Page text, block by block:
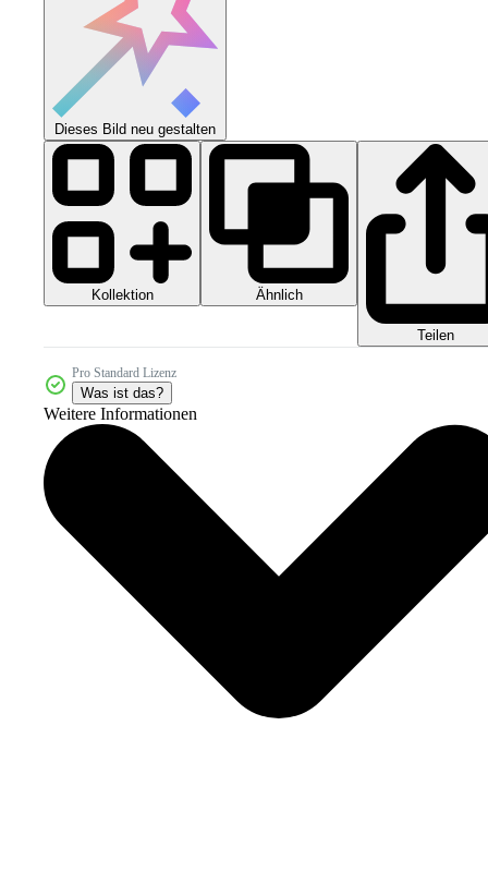
Dieses Bild neu gestalten
Kollektion Ähnlich
Teilen
Pro Standard Lizenz
Was ist das?
Weitere Informationen